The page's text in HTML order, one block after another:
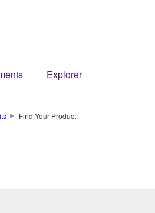
Explorer
Find Your Product